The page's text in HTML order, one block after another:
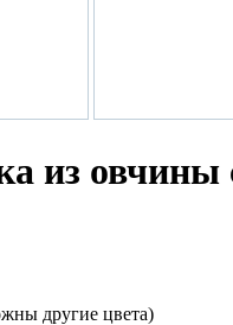
из
другие цвета)